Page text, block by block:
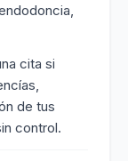
cita si
de tus
control.